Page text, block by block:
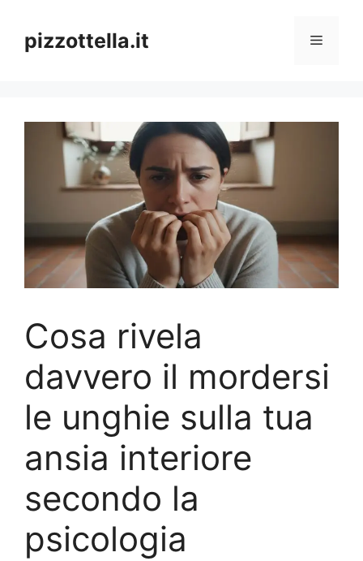
contenuto
pizzottella.it Menu
Cosa rivela
davvero il mordersi
le unghie sulla tua
ansia interiore
secondo la
psicologia